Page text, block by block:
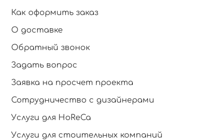
Как оформить заказ
О доставке
Обратный звонок
Задать вопрос
Заявка на просчет проекта
Сотрудничество с дизайнерами
Услуги для HoReCa
Услуги для стоительных компаний